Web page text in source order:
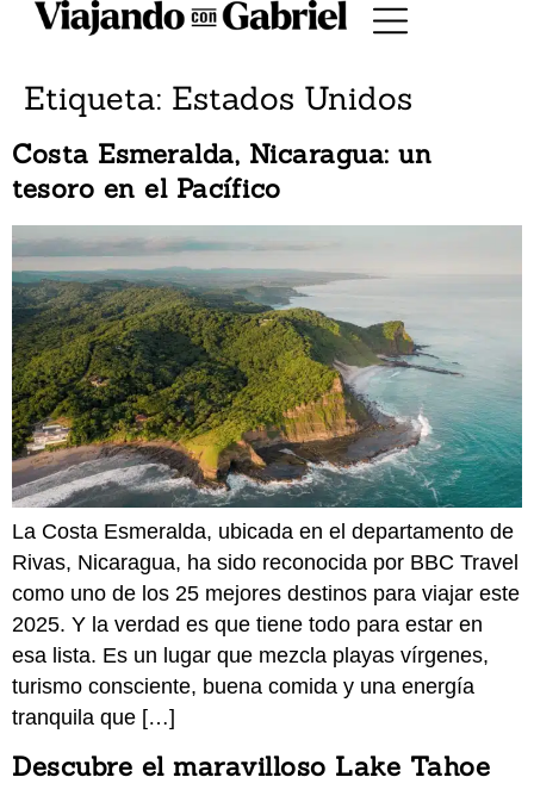
Etiqueta: Estados Unidos
Costa Esmeralda, Nicaragua: un
tesoro en el Pacífico
La Costa Esmeralda, ubicada en el departamento de
Rivas, Nicaragua, ha sido reconocida por BBC Travel
como uno de los 25 mejores destinos para viajar este
2025. Y la verdad es que tiene todo para estar en
esa lista. Es un lugar que mezcla playas vírgenes,
turismo consciente, buena comida y una energía
tranquila que […]
Descubre el maravilloso Lake Tahoe